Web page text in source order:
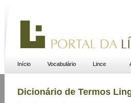
Início Vocabulário Lince
Dicionário de Termos